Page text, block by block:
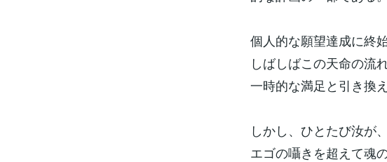
個人的な願望達成に終
しばしばこの天命の流
一時的な満足と引き換
しかし、ひとたび汝が
エゴの囁きを超えて